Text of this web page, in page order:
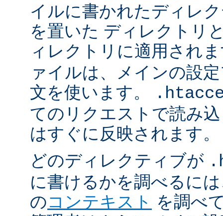
イルに書かれたディレ
を置いた ディレクトリ
ィレクトリに適用され
ァイルは、メインの設
文を使います。
てのリクエストで読み
はすぐに反映されます。
どのディレクティブが
に書けるかを調べるに
のコンテキスト を調べ